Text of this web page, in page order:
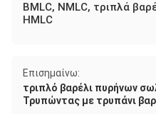
BMLC, NMLC, τριπλά
HMLC
Επισημαίνω:
τριπλό βαρέλι πυρήνων
Τρυπώντας με τρυπάνι